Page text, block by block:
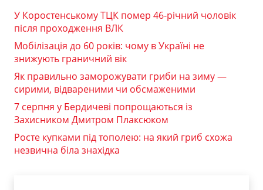
У Коростенському ТЦК помер 46-річний чоловік
після проходження ВЛК
Мобілізація до 60 років: чому в Україні не
знижують граничний вік
Як правильно заморожувати гриби на зиму —
сирими, відвареними чи обсмаженими
7 серпня у Бердичеві попрощаються із
Захисником Дмитром Плаксюком
Росте купками під тополею: на який гриб схожа
незвична біла знахідка